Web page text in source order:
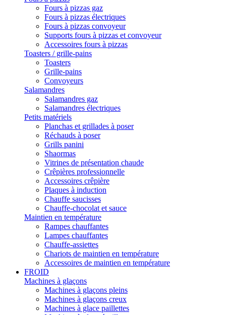
Fours à pizzas gaz
Fours à pizzas électriques
Fours à pizzas convoyeur
Supports fours à pizzas et convoyeur
Accessoires fours à pizzas
Toasters / grille-pains
Toasters
Grille-pains
Convoyeurs
Salamandres
Salamandres gaz
Salamandres électriques
Petits matériels
Planchas et grillades à poser
Réchauds à poser
Grills panini
Shaormas
Vitrines de présentation chaude
Crêpières professionnelle
Accessoires crêpière
Plaques à induction
Chauffe saucisses
Chauffe-chocolat et sauce
Maintien en température
Rampes chauffantes
Lampes chauffantes
Chauffe-assiettes
Chariots de maintien en température
Accessoires de maintien en température
FROID
Machines à glaçons
Machines à glaçons pleins
Machines à glaçons creux
Machines à glace paillettes